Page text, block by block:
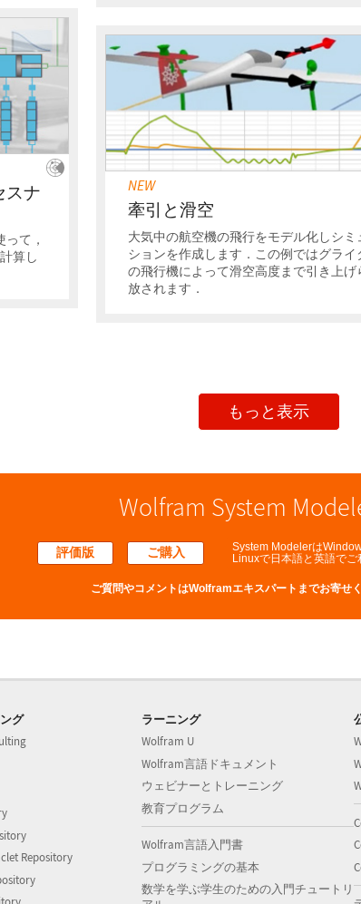
スナ
て，
算し
NEW
牽引と滑空
大気中の航空機の飛行をモデル化しシミ
ションを作成します．この例ではグライ
の飛行機によって滑空高度まで引き上げ
放されます．
もっと表示
Wolfram System
評価版 ご購入
System Modelerは
Linuxで日本語と英語で
ご質問やコメントはWolframエキスパートまでお寄せ
グ
Repository
ラーニング
Wolfram U
Wolfram言語ドキュメント
ウェビナーとトレーニング
教育プログラム
Wolfram言語入門書
プログラミングの基本
数学を学ぶ学生のための入門チュートリ